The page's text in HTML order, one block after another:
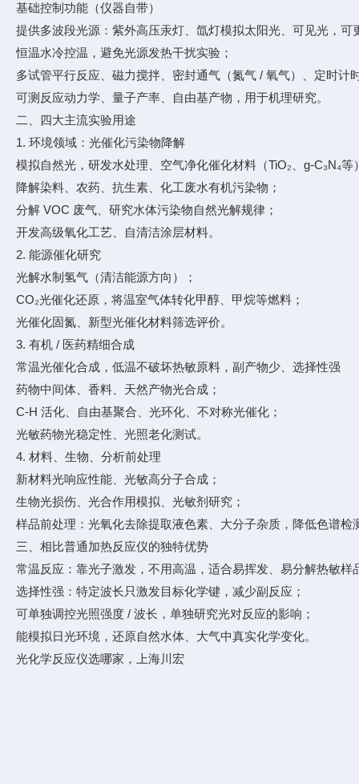
基础控制功能（仪器自带）
提供多波段光源：紫外高压汞灯、氙灯模拟太阳光、可见光，可
恒温水冷控温，避免光源发热干扰实验；
多试管平行反应、磁力搅拌、密封通气（氮气 / 氧气）、定时计
可测反应动力学、量子产率、自由基产物，用于机理研究。
二、四大主流实验用途
1. 环境领域：光催化污染物降解
模拟自然光，研发水处理、空气净化催化材料（TiO₂、g-C₃N₄等
降解染料、农药、抗生素、化工废水有机污染物；
分解 VOC 废气、研究水体污染物自然光解规律；
开发高级氧化工艺、自清洁涂层材料。
2. 能源催化研究
光解水制氢气（清洁能源方向）；
CO₂光催化还原，将温室气体转化甲醇、甲烷等燃料；
光催化固氮、新型光催化材料筛选评价。
3. 有机 / 医药精细合成
常温光催化合成，低温不破坏热敏原料，副产物少、选择性强
药物中间体、香料、天然产物光合成；
C-H 活化、自由基聚合、光环化、不对称光催化；
光敏药物光稳定性、光照老化测试。
4. 材料、生物、分析前处理
新材料光响应性能、光敏高分子合成；
生物光损伤、光合作用模拟、光敏剂研究；
样品前处理：光氧化去除提取液色素、大分子杂质，降低色谱检
三、相比普通加热反应仪的独特优势
常温反应：靠光子激发，不用高温，适合易挥发、易分解热敏样
选择性强：特定波长只激发目标化学键，减少副反应；
可单独调控光照强度 / 波长，单独研究光对反应的影响；
能模拟日光环境，还原自然水体、大气中真实化学变化。
光化学反应仪选哪家，上海川宏